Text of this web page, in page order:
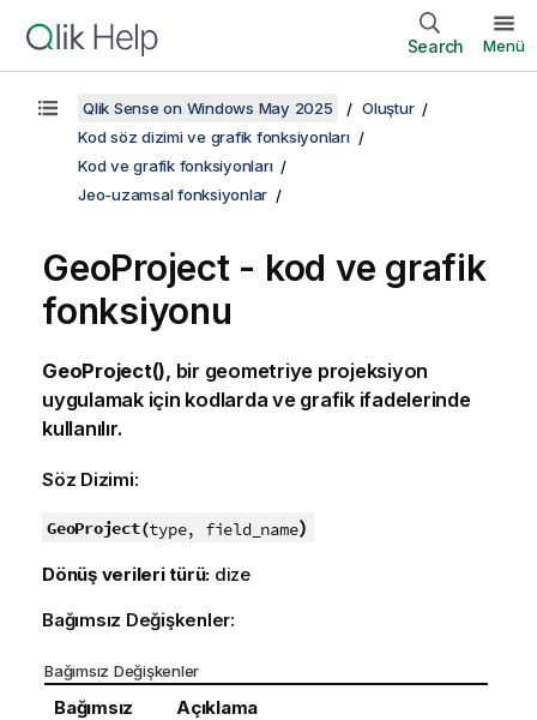
Search Menü
Qlik Sense on Windows May 2025
Oluştur
Kod söz dizimi ve grafik fonksiyonları
Kod ve grafik fonksiyonları
Jeo-uzamsal fonksiyonlar
GeoProject - kod ve grafik
fonksiyonu
GeoProject(), bir geometriye projeksiyon
uygulamak için kodlarda ve grafik ifadelerinde
kullanılır.
Söz Dizimi:
GeoProject(type, field_name)
Dönüş verileri türü: dize
Bağımsız Değişkenler:
Bağımsız Değişkenler
Bağımsız
Açıklama